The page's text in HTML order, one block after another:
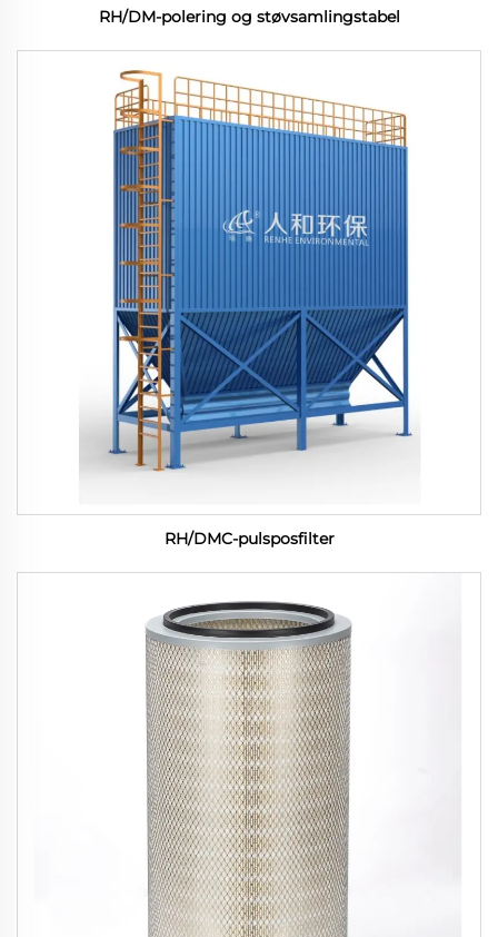
RH/DM-polering og støvsamlingstabel
RH/DMC-pulsposfilter